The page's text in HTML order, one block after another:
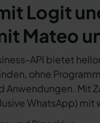
Logit
Mateo
API bietet
ohne
Anwendungen. Mit
WhatsApp) mit